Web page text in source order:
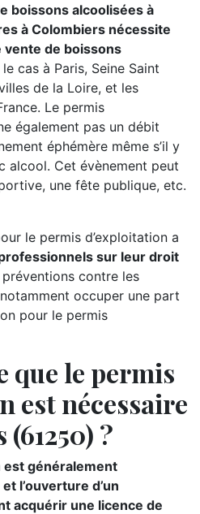
boissons alcoolisées à
à Colombiers nécessite
vente de boissons
le cas à Paris, Seine Saint
de la Loire, et les
Le permis
également pas un débit
éphémère même s’il y
alcool. Cet évènement peut
une fête publique, etc.
le permis d’exploitation a
sur leur droit
préventions contre les
occuper une part
pour le permis
que le permis
est nécessaire
?
est généralement
l’ouverture d’un
acquérir une licence de